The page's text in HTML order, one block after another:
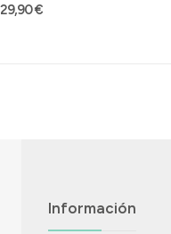
29,90 €
Información